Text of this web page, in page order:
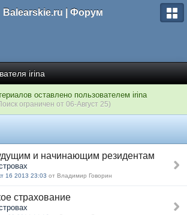
Balearskie.ru | Форум
irina
оставлено пользователем irina
ограничен от 06-Август 25)
и начинающим резидентам
16 2013 23:03 от Владимир Говорин
страхование